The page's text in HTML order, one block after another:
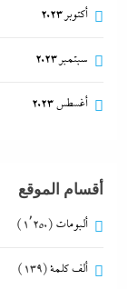
أكتوبر 2023
سبتمبر 2023
أغسطس 2023
أقسام الموقع
ألبومات (1٬250)
ألف كلمة(139)